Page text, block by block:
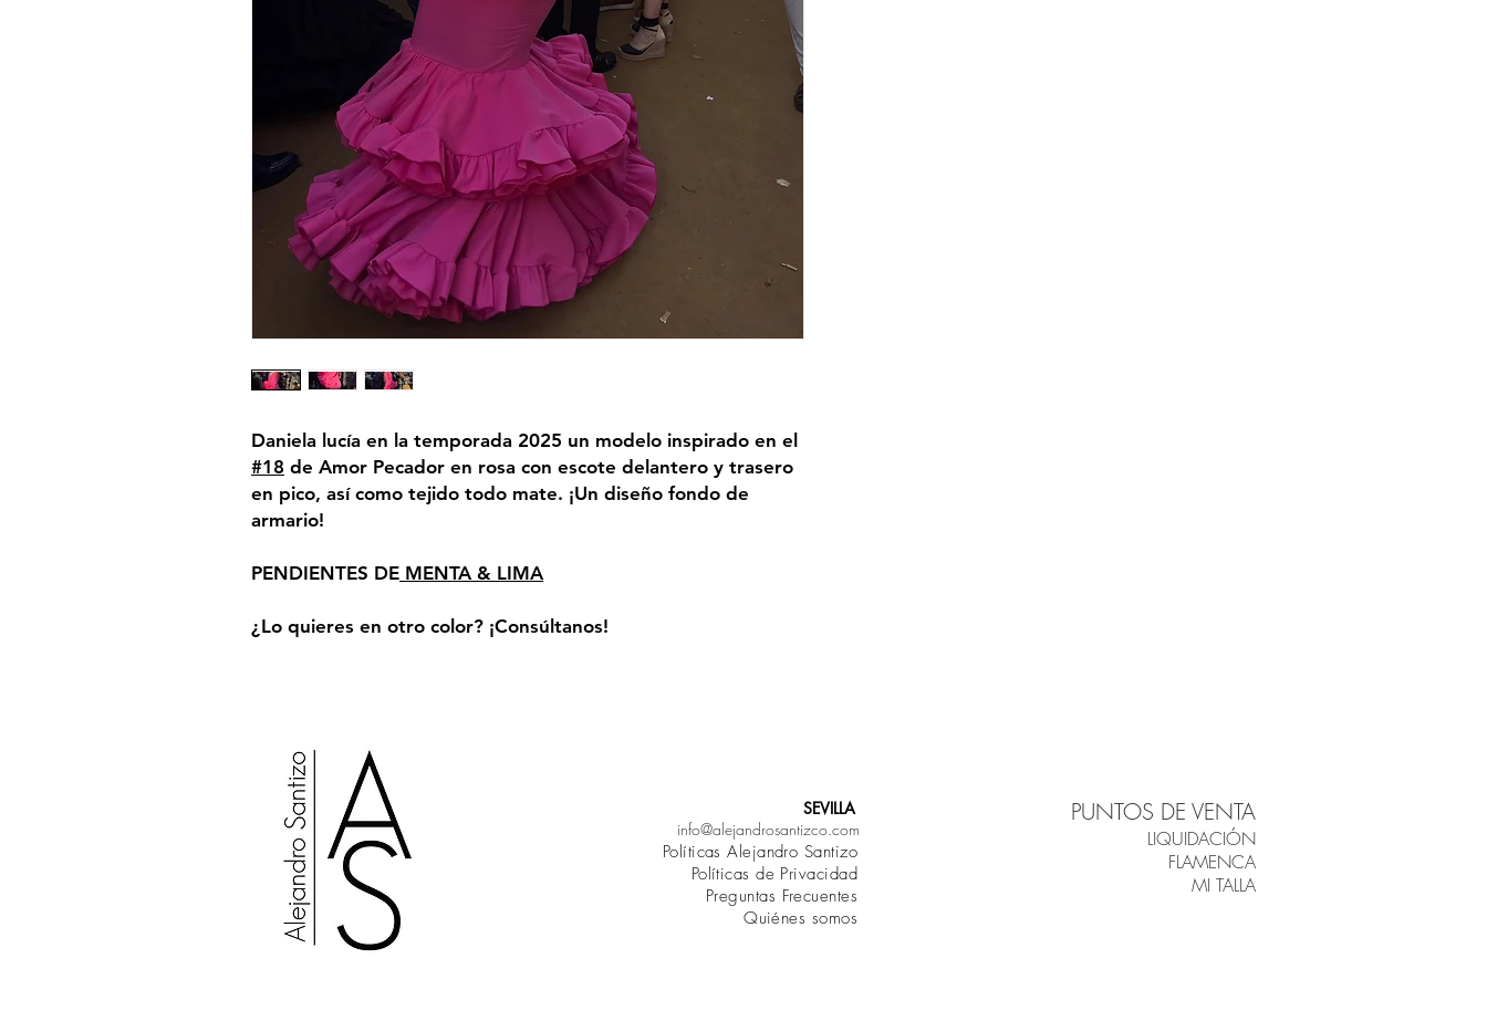
Daniela lucía en la temporada 2025 un modelo inspirado en el
#18 de Amor Pecador en rosa con escote delantero y trasero
en pico, así como tejido todo mate. ¡Un diseño fondo de
armario!
PENDIENTES DE MENTA & LIMA
¿Lo quieres en otro color? ¡Consúltanos!
SEVILLA
info@alejandrosantizco.com
Políticas Alejandro Santizo
Políticas de Privacidad
Preguntas Frecuentes
Quiénes somos
PUNTOS DE VENTA
LIQUIDACIÓN
FLAMENCA
MI TALLA